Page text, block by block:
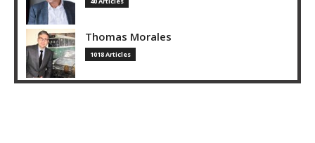
Thomas Morales
1018 Articles